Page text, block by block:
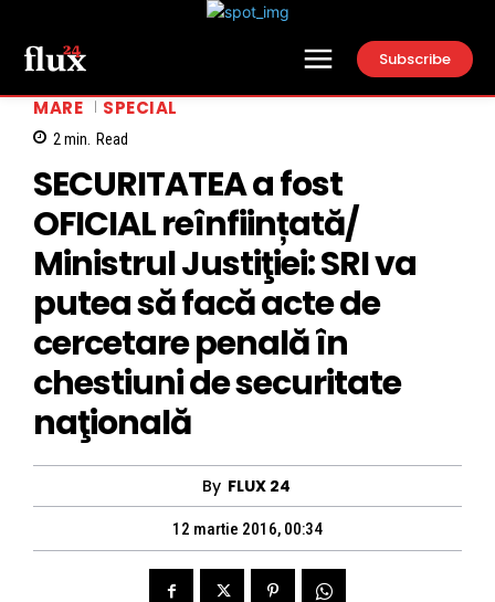
Subscribe
MARE SPECIAL
2 min. Read
SECURITATEA a fost
OFICIAL reînființată/
Ministrul Justiţiei: SRI va
putea să facă acte de
cercetare penală în
chestiuni de securitate
naţională
By FLUX 24
12 martie 2016, 00:34